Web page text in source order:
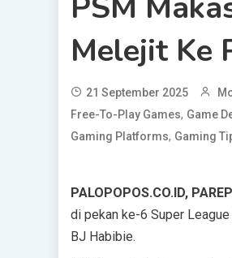
Melejit Ke
21 September 2025
Free-To-Play Games, Game
Gaming Platforms, Gaming
PALOPOPOS.CO.ID,
di pekan ke-6 Super
BJ Habibie.